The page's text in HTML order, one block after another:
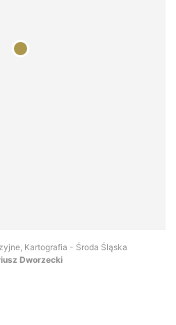
Kartografia - Środa Śląska
Dworzecki